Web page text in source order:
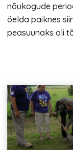
nõukogude
öelda paiknes
peasuunaks oli